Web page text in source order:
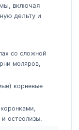
включая
дельту и
со сложной
моляров,
корневые
остеолизы.